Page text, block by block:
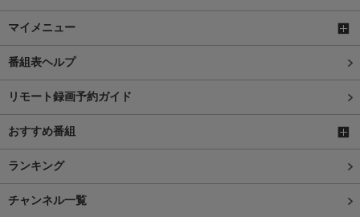
マイメニュー
番組表ヘルプ
リモート録画予約ガイド
おすすめ番組
ランキング
チャンネル一覧